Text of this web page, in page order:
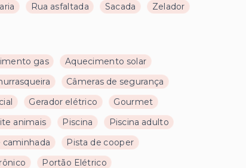
Rua asfaltada Sacada Zelador
gas
Aquecimento solar
Câmeras de segurança
Gerador elétrico
Gourmet
animais Piscina
Piscina adulto
caminhada
Pista de cooper
Portão Elétrico